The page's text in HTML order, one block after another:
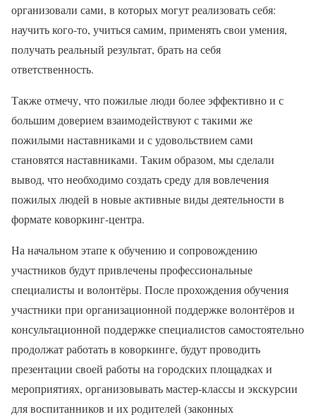
организовали сами, в которых могут реализовать себя:
научить кого-то, учиться самим, применять свои умения,
получать реальный результат, брать на себя
ответственность.
Также отмечу, что пожилые люди более эффективно и с
большим доверием взаимодействуют с такими же
пожилыми наставниками и с удовольствием сами
становятся наставниками. Таким образом, мы сделали
вывод, что необходимо создать среду для вовлечения
пожилых людей в новые активные виды деятельности в
формате коворкинг-центра.
На начальном этапе к обучению и сопровождению
участников будут привлечены профессиональные
специалисты и волонтёры. После прохождения обучения
участники при организационной поддержке волонтёров и
консультационной поддержке специалистов самостоятельно
продолжат работать в коворкинге, будут проводить
презентации своей работы на городских площадках и
мероприятиях, организовывать мастер-классы и экскурсии
для воспитанников и их родителей (законных